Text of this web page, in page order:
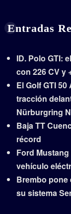
Entradas
ID. Polo GTI:
con 226 CV y
El Golf GTI
tracción
Nürburgring
Baja TT
récord
Ford
vehículo
Brembo pone
su sistema